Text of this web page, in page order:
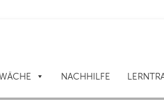
NACHHILFE
&